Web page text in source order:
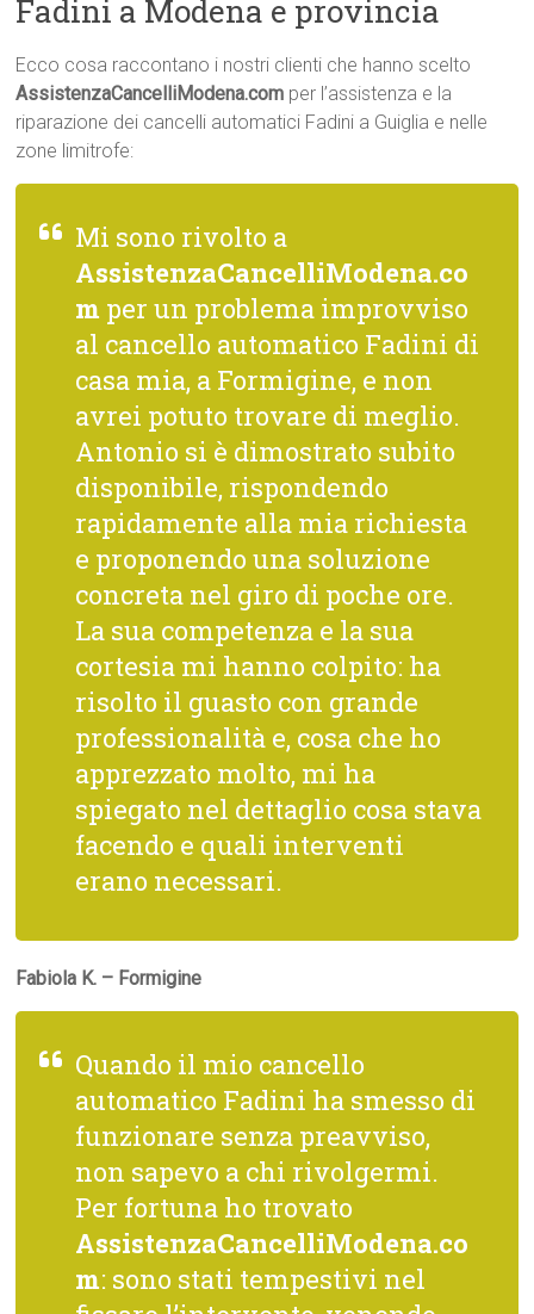
Fadini a Modena e provincia
Ecco cosa raccontano i nostri clienti che hanno scelto
AssistenzaCancelliModena.com per l’assistenza e la
riparazione dei cancelli automatici Fadini a Guiglia e nelle
zone limitrofe:
Mi sono rivolto a
AssistenzaCancelliModena.co
m per un problema improvviso
al cancello automatico Fadini di
casa mia, a Formigine, e non
avrei potuto trovare di meglio.
Antonio si è dimostrato subito
disponibile, rispondendo
rapidamente alla mia richiesta
e proponendo una soluzione
concreta nel giro di poche ore.
La sua competenza e la sua
cortesia mi hanno colpito: ha
risolto il guasto con grande
professionalità e, cosa che ho
apprezzato molto, mi ha
spiegato nel dettaglio cosa stava
facendo e quali interventi
erano necessari.
Fabiola K. – Formigine
Quando il mio cancello
automatico Fadini ha smesso di
funzionare senza preavviso,
non sapevo a chi rivolgermi.
Per fortuna ho trovato
AssistenzaCancelliModena.co
m: sono stati tempestivi nel